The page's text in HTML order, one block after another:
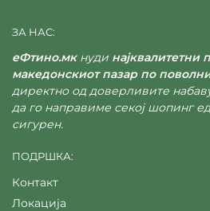
ЗА НАС:
еФтино.мкнуди најквалитетни
македонскиот пазар по
директно од доверливите
да го направиме секој шопинг
сигурен.
ПОДРШКА:
Контакт
Локација